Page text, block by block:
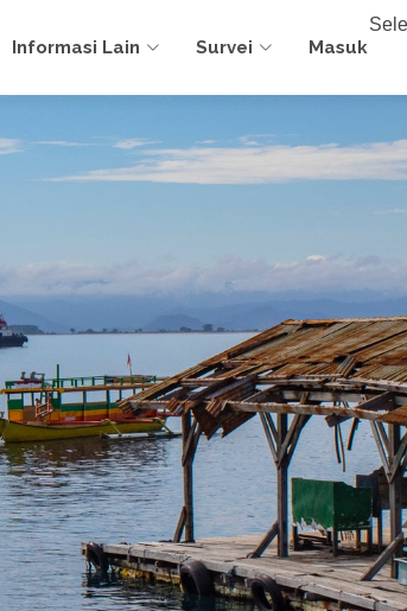
Informasi Lain Survei Masuk